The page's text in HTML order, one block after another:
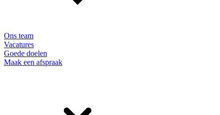
Ons team
Vacatures
Goede doelen
Maak een afspraak